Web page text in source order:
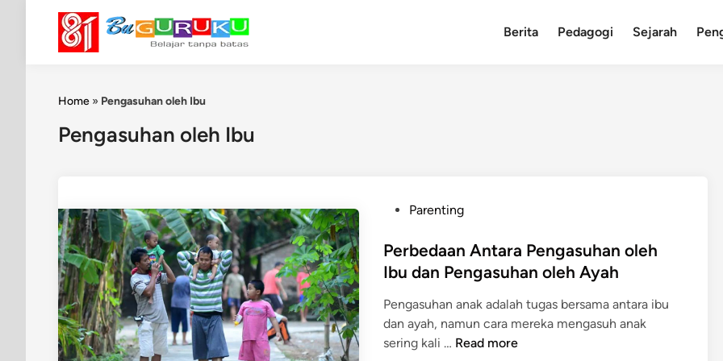
content
Berita Pedagogi Sejarah
Home » Pengasuhan oleh Ibu
Pengasuhan oleh Ibu
s
t
d
i
n
Parenting
Perbedaan Antara Pengasuhan oleh
Ibu dan Pengasuhan oleh Ayah
Pengasuhan anak adalah tugas bersama antara ibu
dan ayah, namun cara mereka mengasuh anak
sering kali … P
Read more